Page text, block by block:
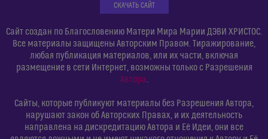
СКАЧАТЬ САЙТ
Сайт создан по Благословению Матери Мира Марии ДЭВИ ХРИСТОС.
Все материалы защищены Авторским Правом. Тиражирование,
любая публикация материалов, или их части, включая
размещение в сети Интернет, возможны только с Разрешения
Автора.
Сайты, которые публикуют материалы без Разрешения Автора,
нарушают закон об Авторских Правах, и их деятельность
направлена на дискредитацию Автора и Её Идеи, они все